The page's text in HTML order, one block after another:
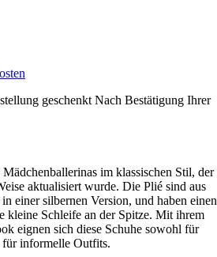
geschenkt Nach Bestätigung Ihrer
im klassischen Stil, der
aktualisiert wurde. Die Plié sind aus
einer silbernen Version, und haben einen
kleine Schleife an der Spitze. Mit ihrem
eignen sich diese Schuhe sowohl für
für informelle Outfits.